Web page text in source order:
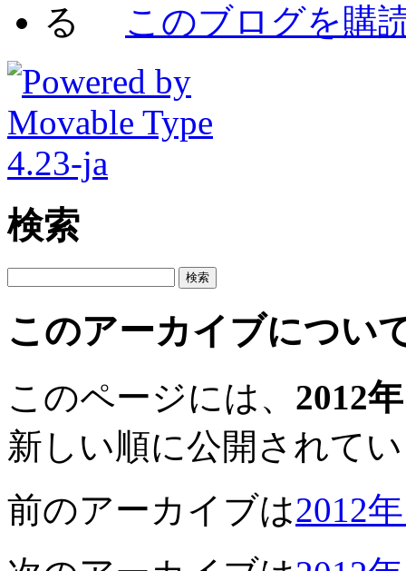
このブログを購
検索
このアーカイブについ
このページには、 2012
新しい順に公開されて
前のアーカイブは2012